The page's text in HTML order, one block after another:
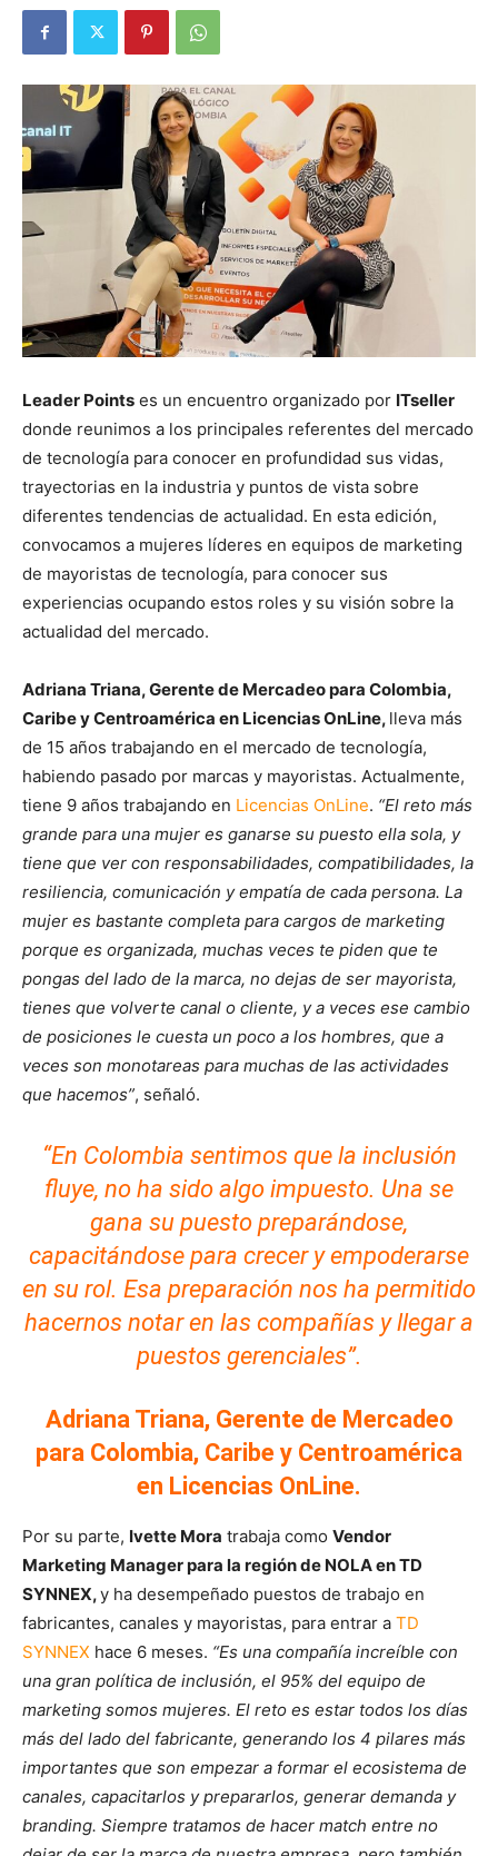
Leader Points es un encuentro organizado por ITseller
donde reunimos a los principales referentes del mercado
de tecnología para conocer en profundidad sus vidas,
trayectorias en la industria y puntos de vista sobre
diferentes tendencias de actualidad. En esta edición,
convocamos a mujeres líderes en equipos de marketing
de mayoristas de tecnología, para conocer sus
experiencias ocupando estos roles y su visión sobre la
actualidad del mercado.
Adriana Triana, Gerente de Mercadeo para Colombia,
Caribe y Centroamérica en Licencias OnLine, lleva más
de 15 años trabajando en el mercado de tecnología,
habiendo pasado por marcas y mayoristas. Actualmente,
tiene 9 años trabajando en Licencias OnLine. “El reto más
grande para una mujer es ganarse su puesto ella sola, y
tiene que ver con responsabilidades, compatibilidades, la
resiliencia, comunicación y empatía de cada persona. La
mujer es bastante completa para cargos de marketing
porque es organizada, muchas veces te piden que te
pongas del lado de la marca, no dejas de ser mayorista,
tienes que volverte canal o cliente, y a veces ese cambio
de posiciones le cuesta un poco a los hombres, que a
veces son monotareas para muchas de las actividades
que hacemos”, señaló.
“En Colombia sentimos que la inclusión
fluye, no ha sido algo impuesto. Una se
gana su puesto preparándose,
capacitándose para crecer y empoderarse
en su rol. Esa preparación nos ha permitido
hacernos notar en las compañías y llegar a
puestos gerenciales”.
Adriana Triana, Gerente de Mercadeo
para Colombia, Caribe y Centroamérica
en Licencias OnLine.
Por su parte, Ivette Mora trabaja como Vendor
Marketing Manager para la región de NOLA en TD
SYNNEX,y ha desempeñado puestos de trabajo en
fabricantes, canales y mayoristas, para entrar a TD
SYNNEX hace 6 meses. “Es una compañía increíble con
una gran política de inclusión, el 95% del equipo de
marketing somos mujeres. El reto es estar todos los días
más del lado del fabricante, generando los 4 pilares más
importantes que son empezar a formar el ecosistema de
canales, capacitarlos y prepararlos, generar demanda y
branding. Siempre tratamos de hacer match entre no